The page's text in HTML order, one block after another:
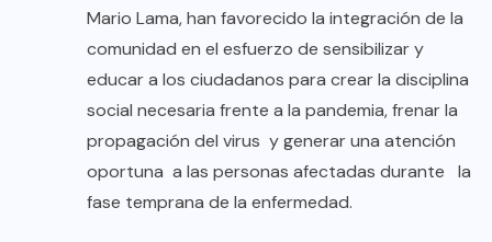
Mario Lama, han favorecido la integración de la
comunidad en el esfuerzo de sensibilizar y
educar a los ciudadanos para crear la disciplina
social necesaria frente a la pandemia, frenar la
propagación del virus y generar una atención
oportuna a las personas afectadas durante la
fase temprana de la enfermedad.